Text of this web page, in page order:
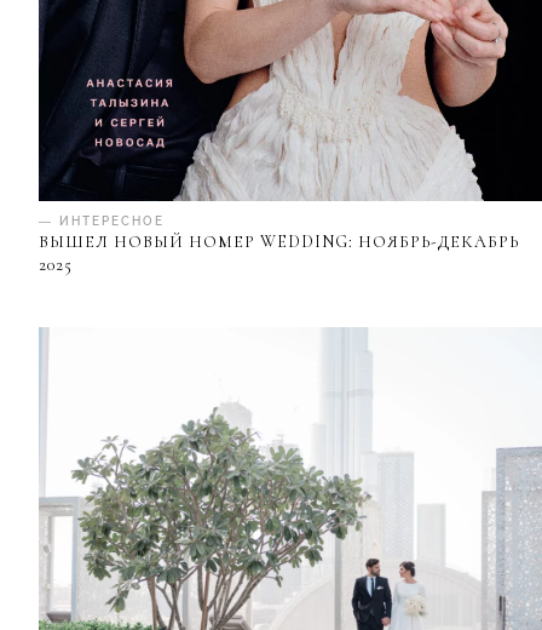
— ИНТЕРЕСНОЕ
ВЫШЕЛ НОВЫЙ НОМЕР WEDDING: НОЯБРЬ-ДЕКАБРЬ
2025